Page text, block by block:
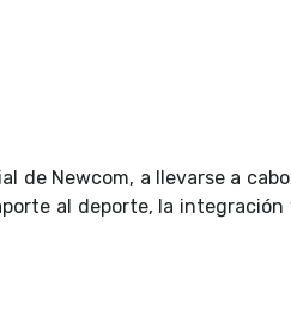
de Newcom, a llevarse a
al deporte, la integración